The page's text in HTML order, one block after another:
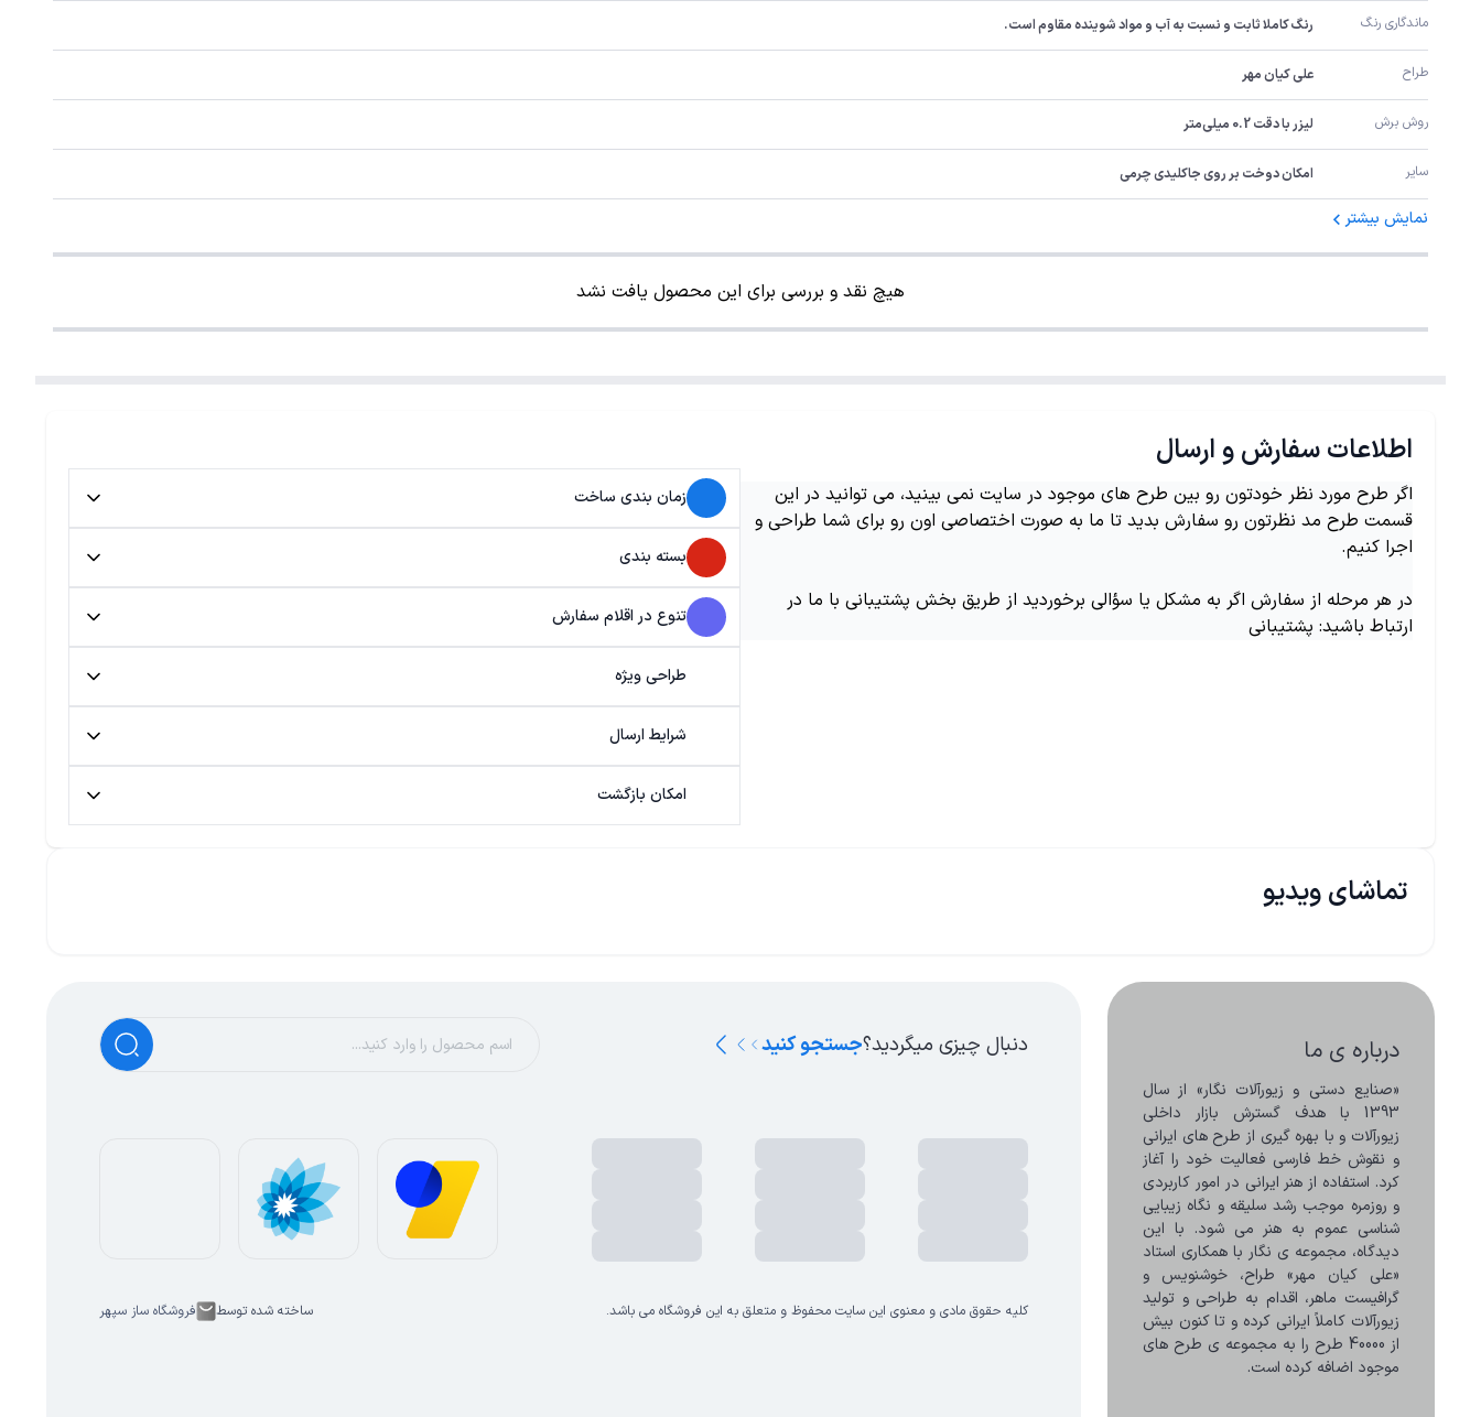
ماندگاری رنگ رنگ کاملا ثابت و نسبت به آب و مواد شوینده مقاوم است.
طراح علی کیان مهر
روش برش لیزر با دقت 0.2 میلی‌متر
سایر امکان دوخت بر روی جاکلیدی چرمی
نمایش بیشتر
هیچ نقد و بررسی برای این محصول یافت نشد
اطلاعات سفارش و ارسال
اگر طرح مورد نظر خودتون رو بین طرح های موجود در سایت نمی بینید، می توانید در این
قسمت طرح مد نظرتون رو سفارش بدید تا ما به صورت اختصاصی اون رو برای شما طراحی و
اجرا کنیم.
در هر مرحله از سفارش اگر به مشکل یا سؤالی برخوردید از طریق بخش پشتیبانی با ما در
ارتباط باشید: پشتیبانی
زمان بندی ساخت
بسته بندی
تنوع در اقلام سفارش
طراحی ویژه
شرایط ارسال
امکان بازگشت
تماشای ویدیو
درباره ی ما
موجود اضافه کرده است.
دنبال چیزی میگردید؟جستجو کنید
کلیه حقوق مادی و معنوی این سایت محفوظ و متعلق به این فروشگاه می باشد. ساخته شده توسط فروشگاه ساز سپهر